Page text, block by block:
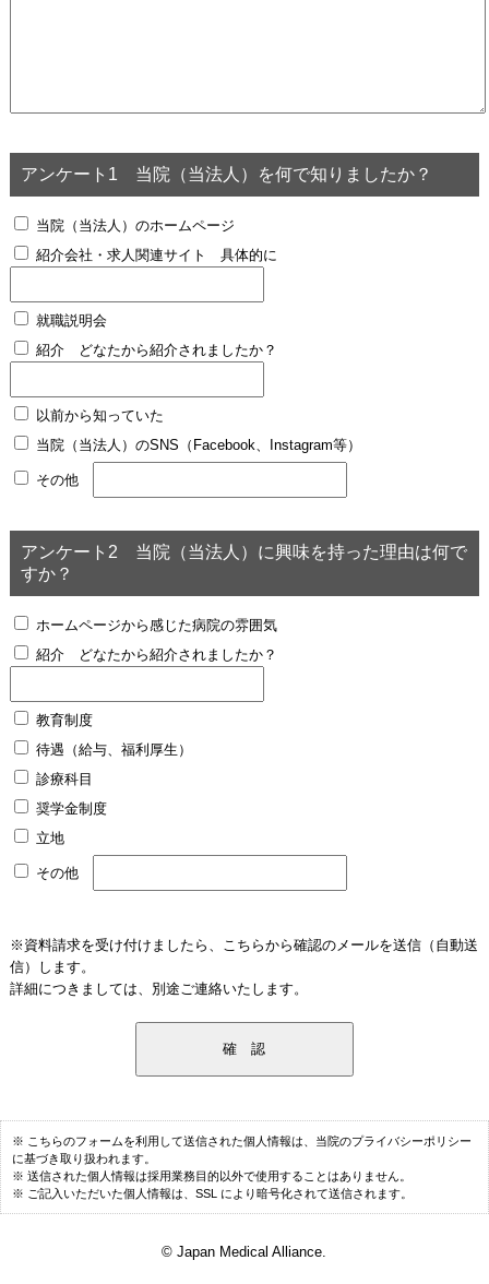
アンケート1 当院（当法人）を何で知りましたか？
当院（当法人）のホームページ
紹介会社・求人関連サイト
具体的に
就職説明会
紹介どなたから紹介されましたか？
以前から知っていた
当院（当法人）のSNS（Facebook、Instagram等）
その他
アンケート2 当院（当法人）に興味を持った理由は何で
すか？
ホームページから感じた病院の雰囲気
紹介どなたから紹介されましたか？
教育制度
待遇（給与、福利厚生）
診療科目
奨学金制度
立地
その他
※資料請求を受け付けましたら、こちらから確認のメールを送信（自動送
信）します。
詳細につきましては、別途ご連絡いたします。
こちらのフォームを利用して送信された個人情報は、当院のプライバシーポリシー
に基づき取り扱われます。
送信された個人情報は採用業務目的以外で使用することはありません。
ご記入いただいた個人情報は、SSL により暗号化されて送信されます。
© Japan Medical Alliance.